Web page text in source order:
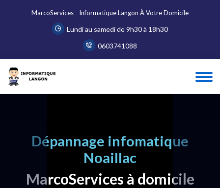
MarcoServices - Informatique Langon À Votre Domicile
Lundi au samedi de 9h30 à 18h30
0603741088
Dépannage infomatique
Noaillac
MarcoServices à domicile